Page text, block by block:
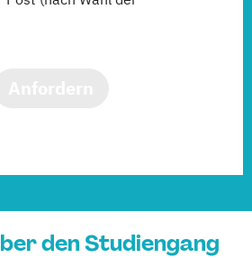
den Studiengang